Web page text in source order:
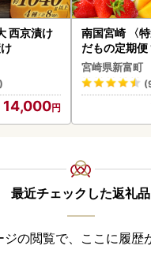
西京漬け
14,000
南国宮崎 〈
だもの定期
ス【F84-25】
宮崎県新富町
最近チェックした返礼品
の閲覧で、ここに履歴